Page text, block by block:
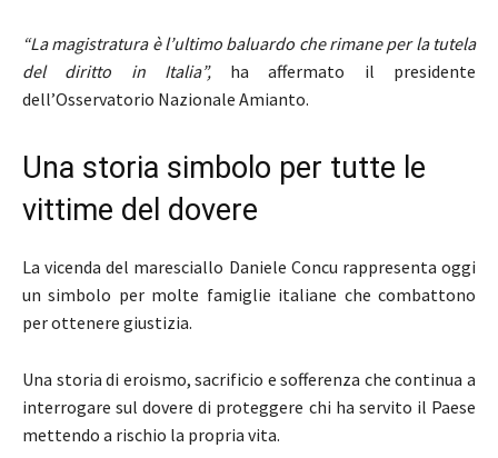
“La magistratura è l’ultimo baluardo che rimane per la tutela
del diritto in Italia”,ha affermato il presidente
dell’Osservatorio Nazionale Amianto.
Una storia simbolo per tutte le
vittime del dovere
La vicenda del maresciallo Daniele Concu rappresenta oggi
un simbolo per molte famiglie italiane che combattono
per ottenere giustizia.
Una storia di eroismo, sacrificio e sofferenza che continua a
interrogare sul dovere di proteggere chi ha servito il Paese
mettendo a rischio la propria vita.